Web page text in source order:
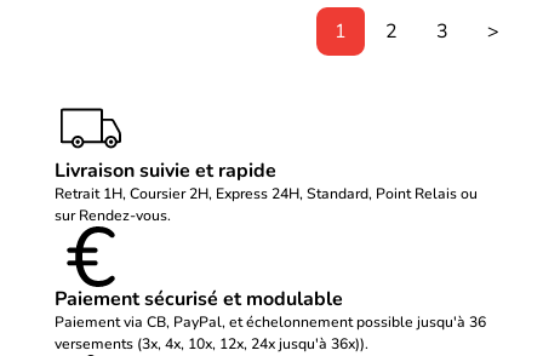
1 2 3 >
Livraison suivie et rapide
Retrait 1H, Coursier 2H, Express 24H, Standard, Point Relais ou
sur Rendez-vous.
Paiement sécurisé et modulable
Paiement via CB, PayPal, et échelonnement possible jusqu'à 36
versements (3x, 4x, 10x, 12x, 24x jusqu'à 36x)).